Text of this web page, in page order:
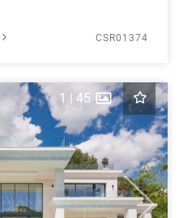
CSR01374
Next
1 | 45